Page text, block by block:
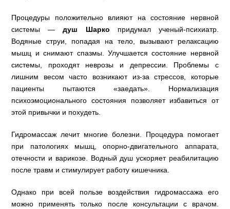
Процедуры положительно влияют на состояние нервной
системы —душ Шарко придумал ученый-психиатр.
Водяные струи, попадая на тело, вызывают релаксацию
мышц и снимают спазмы. Улучшается состояние нервной
системы, проходят неврозы и депрессии. Проблемы с
лишним весом часто возникают из-за стрессов, которые
пациенты пытаются «заедать». Нормализация
психоэмоционального состояния позволяет избавиться от
этой привычки и похудеть.
Гидромассаж лечит многие болезни. Процедура помогает
при патологиях мышц, опорно-двигательного аппарата,
отечности и варикозе. Водный душ ускоряет реабилитацию
после травм и стимулирует работу кишечника.
Однако при всей пользе воздействия гидромассажа его
можно применять только после консультации с врачом.